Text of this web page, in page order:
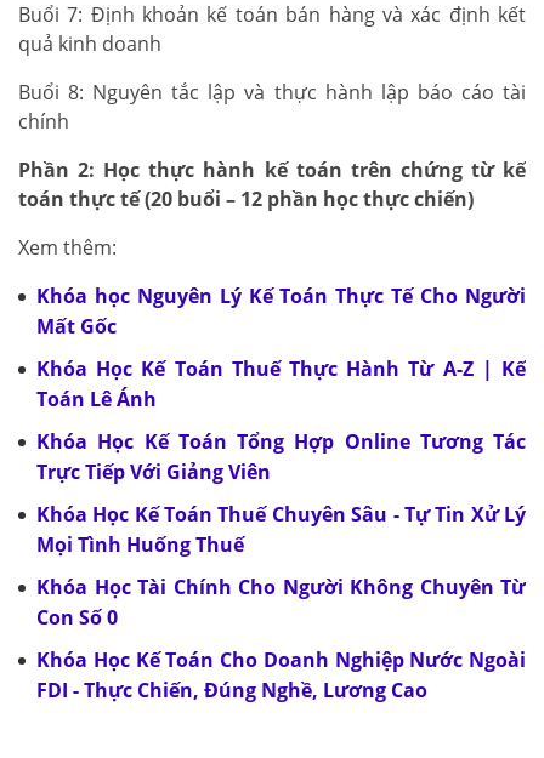
Buổi 7: Định khoản kế toán bán hàng và xác định kết
quả kinh doanh
Buổi 8: Nguyên tắc lập và thực hành lập báo cáo tài
chính
Phần 2: Học thực hành kế toán trên chứng từ kế
toán thực tế (20 buổi – 12 phần học thực chiến)
Xem thêm:
Khóa học Nguyên Lý Kế Toán Thực Tế Cho Người
Mất Gốc
Khóa Học Kế Toán Thuế Thực Hành Từ A-Z | Kế
Toán Lê Ánh
Khóa Học Kế Toán Tổng Hợp Online Tương Tác
Trực Tiếp Với Giảng Viên
Khóa Học Kế Toán Thuế Chuyên Sâu - Tự Tin Xử Lý
Mọi Tình Huống Thuế
Khóa Học Tài Chính Cho Người Không Chuyên Từ
Con Số 0
Khóa Học Kế Toán Cho Doanh Nghiệp Nước Ngoài
FDI - Thực Chiến, Đúng Nghề, Lương Cao